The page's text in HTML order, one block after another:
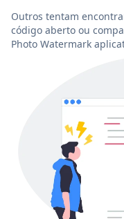
Outros tentam
código aberto ou
Photo Watermark